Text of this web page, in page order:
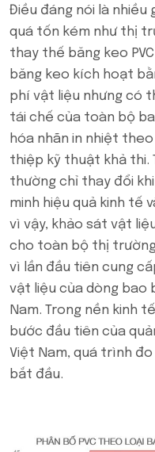
Điều đáng nói là nhiều
quá tốn kém như thị
thay thế băng keo
băng keo kích hoạt
phí vật liệu nhưng có
tái chế của toàn bộ
hóa nhãn in nhiệt
thiệp kỹ thuật khả thi.
thường chỉ thay đổi
minh hiệu quả kinh tế
vì vậy, khảo sát vật
cho toàn bộ thị
vì lần đầu tiên cung
vật liệu của dòng bao
Nam. Trong nền kinh
bước đầu tiên của
Việt Nam, quá trình
bắt đầu.